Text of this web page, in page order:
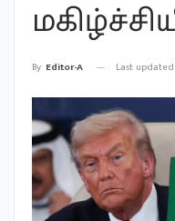
By Editor-A Last updated